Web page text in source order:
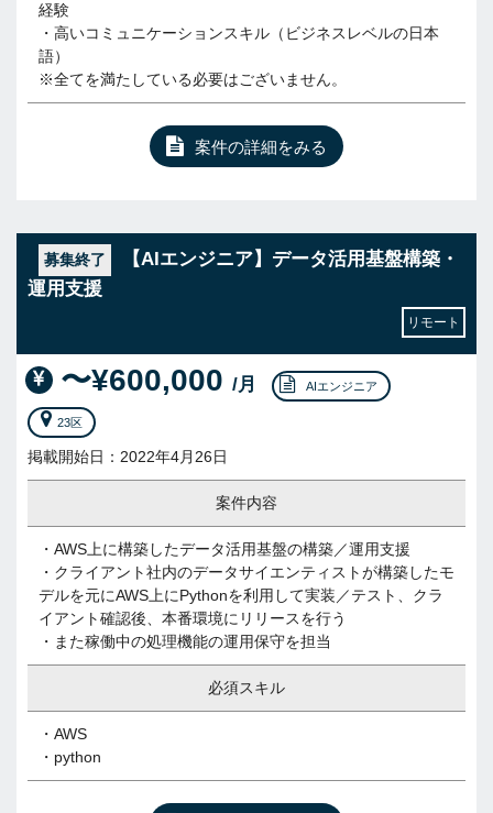
経験
・高いコミュニケーションスキル（ビジネスレベルの日本
語）
※全てを満たしている必要はございません。
案件の詳細をみる
募集終了
【AIエンジニア】データ活用基盤構築・
運用支援
リモート
〜¥600,000 /月 AIエンジニア
23区
掲載開始日：2022年4月26日
案件内容
・AWS上に構築したデータ活用基盤の構築／運用支援
・クライアント社内のデータサイエンティストが構築したモ
デルを元にAWS上にPythonを利用して実装／テスト、クラ
イアント確認後、本番環境にリリースを行う
・また稼働中の処理機能の運用保守を担当
必須スキル
・AWS
・python